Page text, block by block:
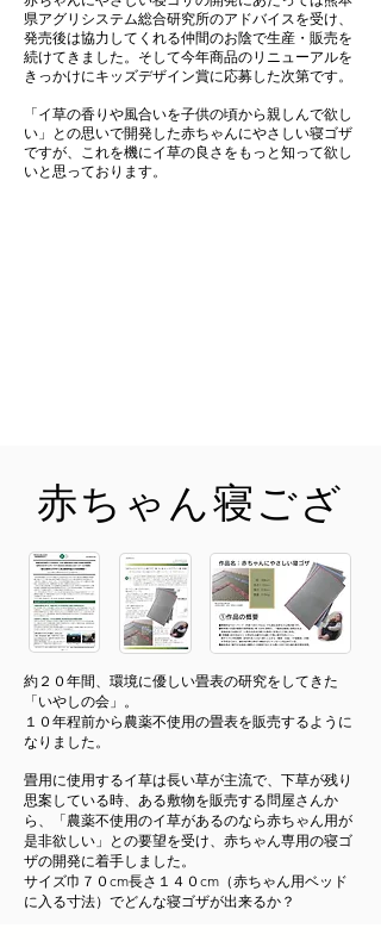
県アグリシステム総合研究所のアドバイスを受け、
発売後は協力してくれる仲間のお陰で生産・販売を
続けてきました。そして今年商品のリニューアルを
きっかけにキッズデザイン賞に応募した次第です。
「イ草の香りや風合いを子供の頃から親しんで欲し
い」との思いで開発した赤ちゃんにやさしい寝ゴザ
ですが、これを機にイ草の良さをもっと知って欲し
いと思っております。
赤ちゃん寝ござ
約２０年間、環境に優しい畳表の研究をしてきた
「いやしの会」。
１０年程前から農薬不使用の畳表を販売するように
なりました。
畳用に使用するイ草は長い草が主流で、下草が残り
思案している時、ある敷物を販売する問屋さんか
ら、「農薬不使用のイ草があるのなら赤ちゃん用が
是非欲しい」との要望を受け、赤ちゃん専用の寝ゴ
ザの開発に着手しました。
サイズ巾７０cm長さ１４０cm（赤ちゃん用ベッド
に入る寸法）でどんな寝ゴザが出来るか？